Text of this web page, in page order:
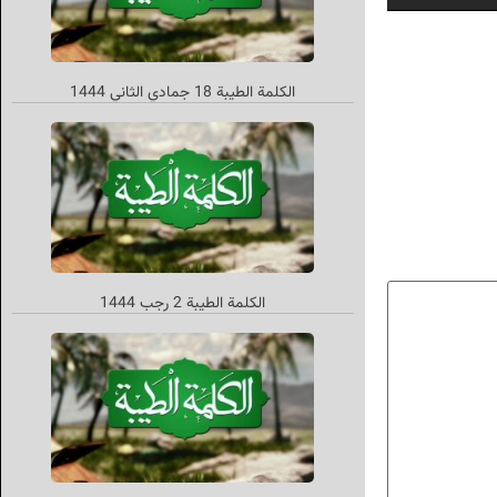
الكلمة الطيبة 18 جمادي الثاني 1444
الکلمة الطیبة 2 رجب 1444